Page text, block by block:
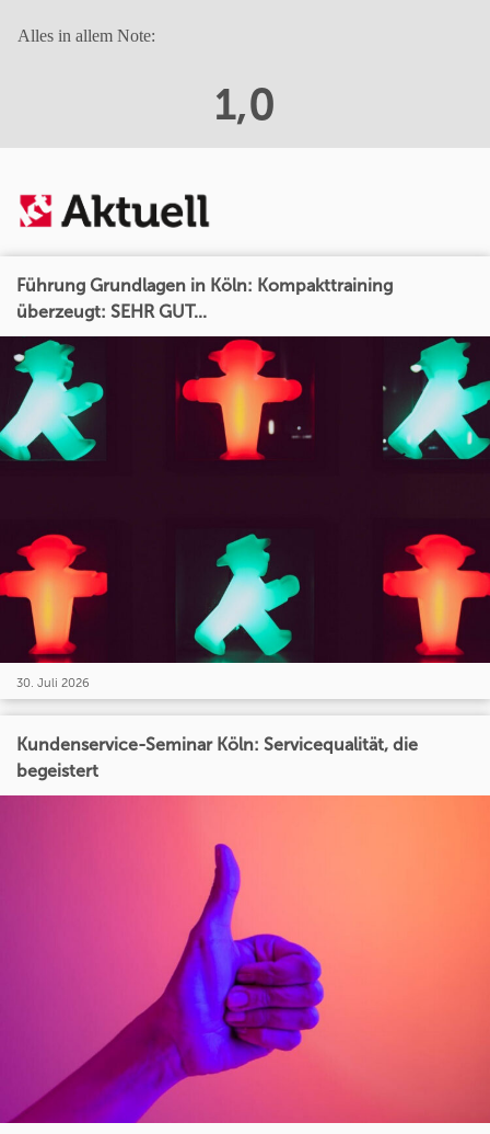
Alles in allem Note:
1,0
Führung Grundlagen in Köln: Kompakttraining
überzeugt: SEHR GUT...
30. Juli 2026
Kundenservice-Seminar Köln: Servicequalität, die
begeistert